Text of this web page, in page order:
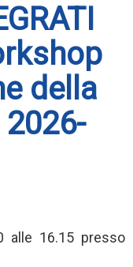
della
alle 16.15 presso